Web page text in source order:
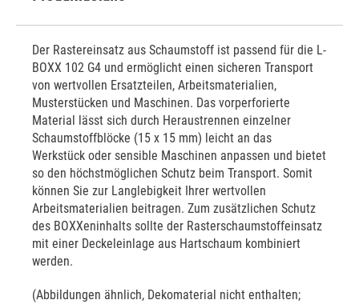
Der Rastereinsatz aus Schaumstoff ist passend für die L-
BOXX 102 G4 und ermöglicht einen sicheren Transport
von wertvollen Ersatzteilen, Arbeitsmaterialien,
Musterstücken und Maschinen. Das vorperforierte
Material lässt sich durch Heraustrennen einzelner
Schaumstoffblöcke (15 x 15 mm) leicht an das
Werkstück oder sensible Maschinen anpassen und bietet
so den höchstmöglichen Schutz beim Transport. Somit
können Sie zur Langlebigkeit Ihrer wertvollen
Arbeitsmaterialien beitragen. Zum zusätzlichen Schutz
des BOXXeninhalts sollte der Rasterschaumstoffeinsatz
mit einer Deckeleinlage aus Hartschaum kombiniert
werden.
(Abbildungen ähnlich, Dekomaterial nicht enthalten;